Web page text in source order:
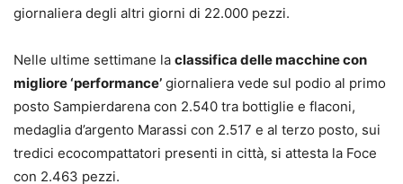
giornaliera degli altri giorni di 22.000 pezzi.
Nelle ultime settimane la classifica delle macchine con
migliore ‘performance’ giornaliera vede sul podio al primo
posto Sampierdarena con 2.540 tra bottiglie e flaconi,
medaglia d’argento Marassi con 2.517 e al terzo posto, sui
tredici ecocompattatori presenti in città, si attesta la Foce
con 2.463 pezzi.